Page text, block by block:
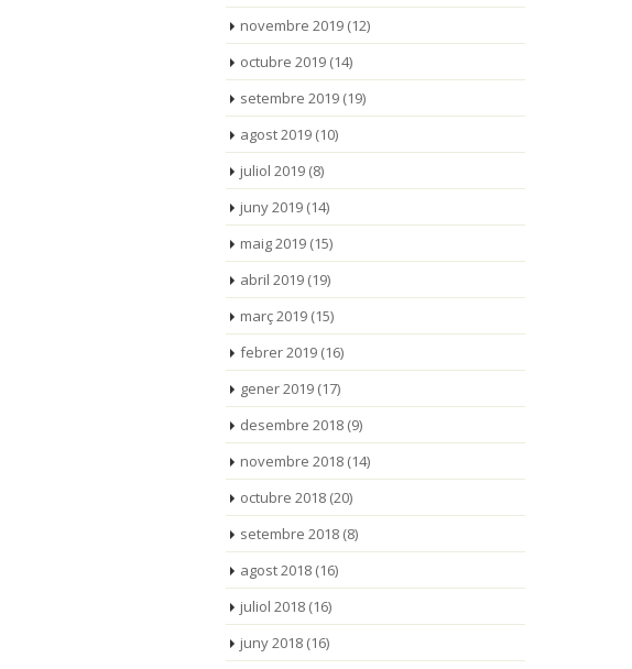
novembre 2019(12)
octubre 2019(14)
setembre 2019(19)
agost 2019(10)
juliol 2019(8)
juny 2019(14)
maig 2019(15)
abril 2019(19)
març 2019(15)
febrer 2019(16)
gener 2019(17)
desembre 2018(9)
novembre 2018(14)
octubre 2018(20)
setembre 2018(8)
agost 2018(16)
juliol 2018(16)
juny 2018(16)